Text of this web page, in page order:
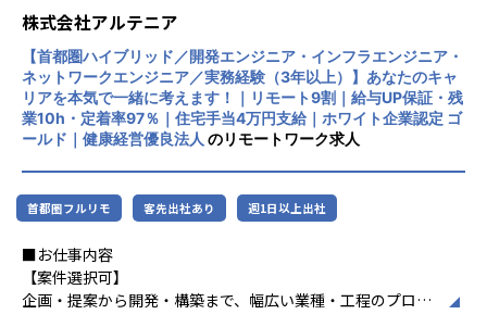
行
展開
・CI/CD パイプラインへのセキュリティ組み込み（シフトレ
フト）の推進
監視・運用基盤
・監視、ログ、オブザーバビリティ基盤の設計・構築・改善
・可用性、パフォーマンス、およびコストの最適化
対象プロダクト例
・AUTORO: 脆弱性対応および監視基盤の強化
・OroSee: セキュリティ統制の強化
・新規プロダクト群: インフラ管理、脆弱性対応、監視基盤
■募集背景
製造系メーカー各社のプロジェクトに参画し、生産ライン・
搬送設備・工作機械・産業ロボットなどの保全業務をご担当
いただきます。
自動車・電機・化学・食品加工など製造系メーカーのプロジ
ェクトにアサインされるため、多様な設備・現場経験を積む
ことができます。
【業務の変更の範囲】
程プロジェクトの増加といった世の中で技術
者集団として価値提供を行うために、エンジ
ニアが生涯活躍できる環境を考え事業運営を
行っています。
株式会社アルテニア
【首都圏ハイブリッド／開発エンジニア・インフラエンジニア・
ネットワークエンジニア／実務経験（3年以上）】あなたのキャ
リアを本気で一緒に考えます！｜リモート9割｜給与UP保証・残
業10h・定着率97％｜住宅手当4万円支給｜ホワイト企業認定 ゴ
ールド｜健康経営優良法人 のリモートワーク求人
首都圏フルリモ 客先出社あり 週1日以上出社
■お仕事内容
【案件選択可】
企画・提案から開発・構築まで、幅広い業種・工程のプロジ